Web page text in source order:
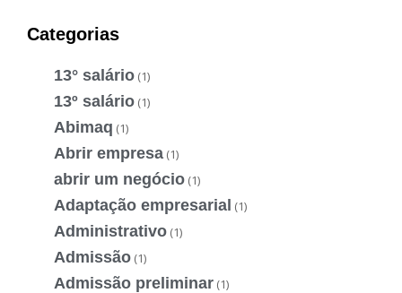
Categorias
13° salário (1)
13º salário (1)
Abimaq (1)
Abrir empresa (1)
abrir um negócio (1)
Adaptação empresarial (1)
Administrativo (1)
Admissão (1)
Admissão preliminar (1)